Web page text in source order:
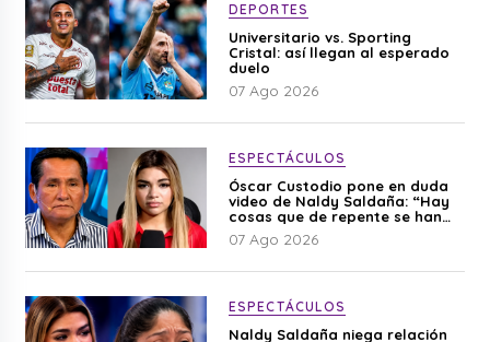
DEPORTES
Universitario vs. Sporting
Cristal: así llegan al esperado
duelo
07 Ago 2026
ESPECTÁCULOS
Óscar Custodio pone en duda
video de Naldy Saldaña: “Hay
cosas que de repente se han
editado”
07 Ago 2026
ESPECTÁCULOS
Naldy Saldaña niega relación